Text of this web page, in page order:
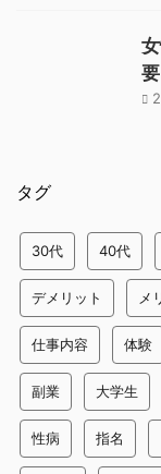
タグ
30代 40代
デメリット メ
仕事内容 体験
副業 大学生
性病 指名